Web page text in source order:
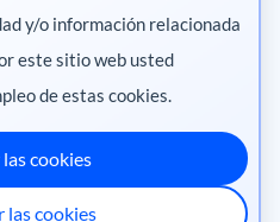
México
·
Ecuador·Perú·
y/o información relacionada
este sitio web usted
de estas cookies.
cookies
las cookies